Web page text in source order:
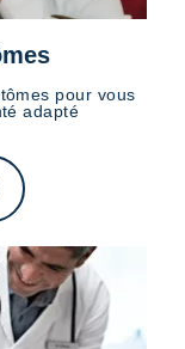
pour vous
adapté